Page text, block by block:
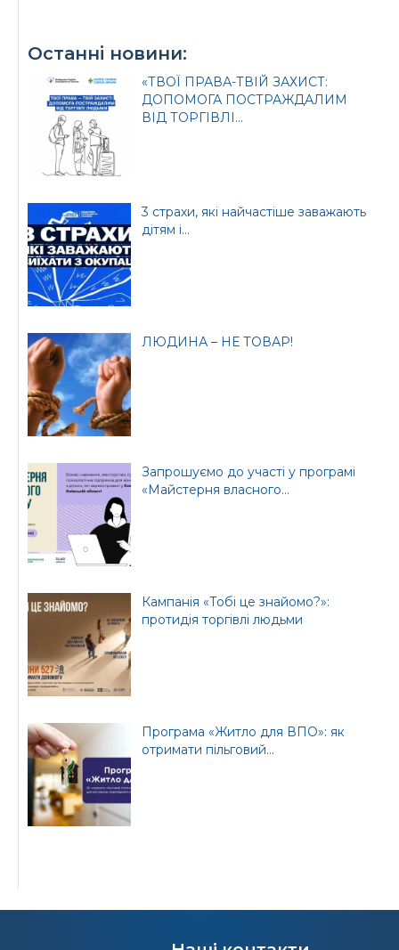
Останні новини:
«ТВОЇ ПРАВА-ТВІЙ ЗАХИСТ:
ДОПОМОГА ПОСТРАЖДАЛИМ
ВІД ТОРГІВЛІ...
3 страхи, які найчастіше заважають
дітям і...
ЛЮДИНА – НЕ ТОВАР!
Запрошуємо до участі у програмі
«Майстерня власного...
Кампанія «Тобі це знайомо?»:
протидія торгівлі людьми
Програма «Житло для ВПО»: як
отримати пільговий...
Офіційний веб-сайт
районної ради